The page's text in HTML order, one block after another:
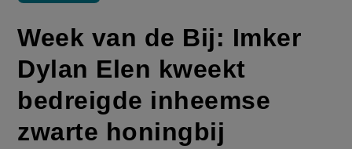
Week van de Bij: Imker
Dylan Elen kweekt
bedreigde inheemse
zwarte honingbij